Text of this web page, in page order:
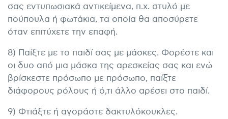
σας εντυπωσιακά αντικείμενα, π.χ. στυλό με
πούπουλα ή φωτάκια, τα οποία θα αποσύρετε
όταν επιτύχετε την επαφή.
8) Παίξτε με το παιδί σας με μάσκες. Φορέστε και
οι δυο από μια μάσκα της αρεσκείας σας και ενώ
βρίσκεστε πρόσωπο με πρόσωπο, παίξτε
διάφορους ρόλους ή ό,τι άλλο αρέσει στο παιδί.
9) Φτιάξτε ή αγοράστε δακτυλόκουκλες.